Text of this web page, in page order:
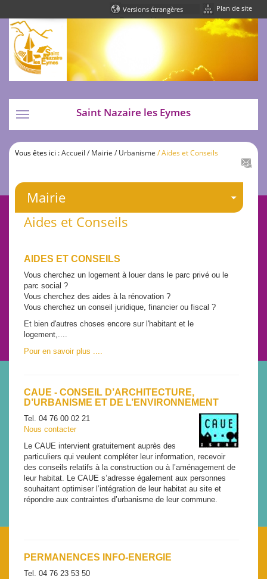
Plan de site
Powered by
Translate
Toggle
navigation
Saint Nazaire les Eymes
Vous êtes ici :Accueil / Mairie / Urbanisme / Aides et Conseils
Mairie
Aides et Conseils
AIDES ET CONSEILS
Vous cherchez un logement à louer dans le parc privé ou le
parc social ?
Vous cherchez des aides à la rénovation ?
Vous cherchez un conseil juridique, financier ou fiscal ?
Et bien d'autres choses encore sur l'habitant et le
logement,....
Pour en savoir plus ....
CAUE - CONSEIL D’ARCHITECTURE,
D’URBANISME ET DE L’ENVIRONNEMENT
Tel. 04 76 00 02 21
Nous contacter
Le CAUE intervient gratuitement auprès des
particuliers qui veulent compléter leur information, recevoir
des conseils relatifs à la construction ou à l’aménagement de
leur habitat. Le CAUE s’adresse également aux personnes
souhaitant optimiser l’intégration de leur habitat au site et
répondre aux contraintes d’urbanisme de leur commune.
PERMANENCES INFO-ENERGIE
Tel. 04 76 23 53 50